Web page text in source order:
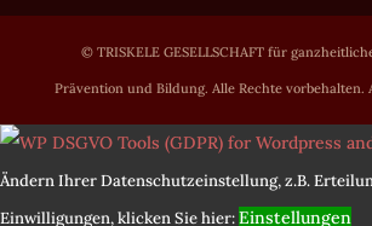
© TRISKELE GESELLSCHAFT für
Prävention und Bildung. Alle Rechte vorbehalten.
Ändern Ihrer Datenschutzeinstellung, z.B.
Einwilligungen, klicken Sie hier:Einstellungen